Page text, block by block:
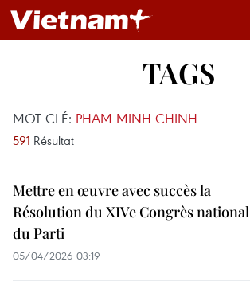
TAGS
MOT CLÉ: PHAM MINH CHINH
591 Résultat
Mettre en œuvre avec succès la
Résolution du XIVe Congrès national
du Parti
05/04/2026 03:19